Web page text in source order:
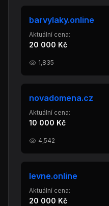
barvylaky.online
Aktuální cena:
20 000 Kč
1,835
novadomena.cz
Aktuální cena:
10 000 Kč
4,542
levne.online
Aktuální cena:
20 000 Kč